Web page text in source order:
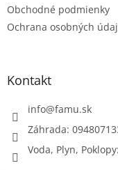
Obchodné podmienky
Ochrana osobných
Kontakt
info@famu.sk
Záhrada:
Voda, Plyn,